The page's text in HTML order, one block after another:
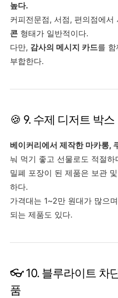
높다.
커피전문점, 서점, 편의점에서
콘 형태가 일반적이다.
다만, 감사의 메시지 카드를
부합한다.
🍪 9. 수제 디저트 박스
베이커리에서 제작한 마카롱,
눠 먹기 좋고 선물로도 적절하
밀폐 포장이 된 제품은 보관
하다.
가격대는 1~2만 원대가 많으
되는 제품도 있다.
👓 10. 블루라이트 차
품